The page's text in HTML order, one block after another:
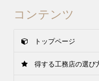
コンテンツ
トップページ
得する工務店の選び